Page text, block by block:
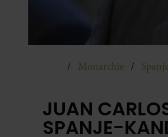
Monarchie
JUAN
SPANJE-